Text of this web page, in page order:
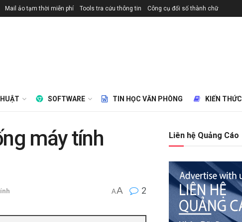
Mail ảo tạm thời miễn phí Tools tra cứu thông tin Công cụ đổi số thành chữ
SOFTWARE TIN HỌC VĂN PHÒNG KIẾN THỨC
máy tính
AA 2
Liên hệ Quảng Cáo